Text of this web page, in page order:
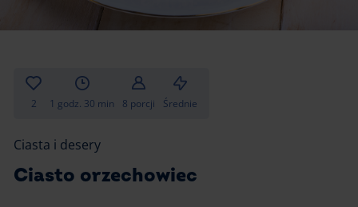
Inne
Ciasta i desery
Napoje i koktajle
Desery i przekąski
2 1 godz. 30 min 8 porcji Średnie
Ciasta i desery
Ciasto orzechowiec